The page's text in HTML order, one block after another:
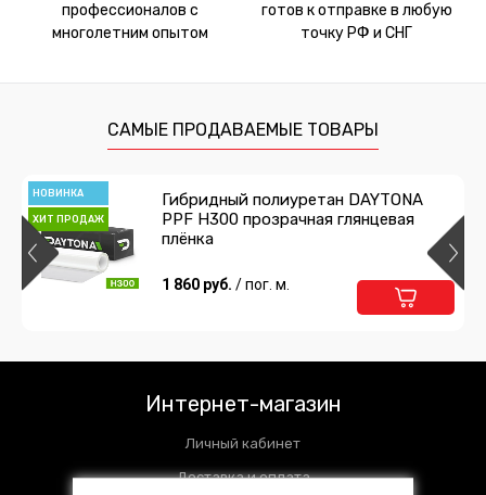
профессионалов с
многолетним опытом
готов к отправке в любую
точку РФ и СНГ
САМЫЕ ПРОДАВАЕМЫЕ ТОВАРЫ
НОВИНКА
ХИТ ПРОДАЖ
Гибридный полиуретан DAYTONA
PPF H300 прозрачная глянцевая
плёнка
1 860 руб. / пог. м.
Интернет-магазин
Личный кабинет
Доставка и оплата